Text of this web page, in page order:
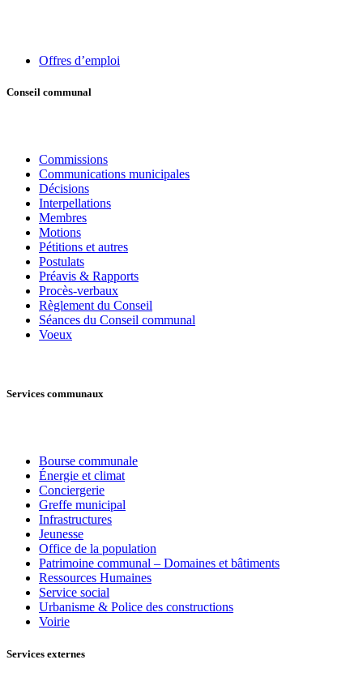
Offres d’emploi
Conseil communal
Commissions
Communications municipales
Décisions
Interpellations
Membres
Motions
Pétitions et autres
Postulats
Préavis & Rapports
Procès-verbaux
Règlement du Conseil
Séances du Conseil communal
Voeux
Services communaux
Bourse communale
Énergie et climat
Conciergerie
Greffe municipal
Infrastructures
Jeunesse
Office de la population
Patrimoine communal – Domaines et bâtiments
Ressources Humaines
Service social
Urbanisme & Police des constructions
Voirie
Services externes